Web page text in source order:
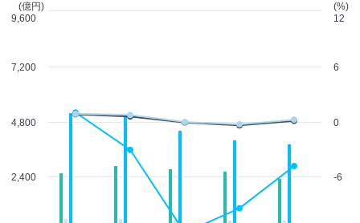
2,400
4,800
7,200
(億円)
9,600
-6
0
6
(%)
12